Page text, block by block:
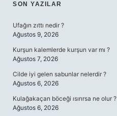
SIDEBAR
SON YAZILAR
Ufağın zıttı nedir ?
Ağustos 9, 2026
Kurşun kalemlerde kurşun var mı ?
Ağustos 7, 2026
Cilde iyi gelen sabunlar nelerdir ?
Ağustos 6, 2026
Kulağakaçan böceği ısırırsa ne olur ?
Ağustos 6, 2026